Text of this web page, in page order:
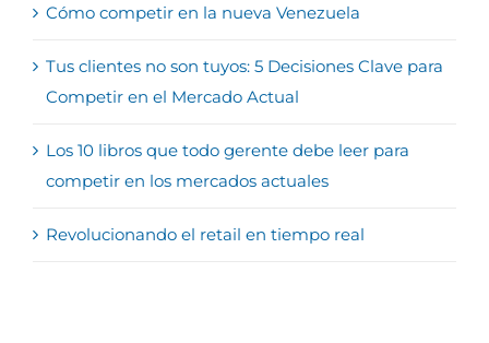
Cómo competir en la nueva Venezuela
Tus clientes no son tuyos: 5 Decisiones Clave para
Competir en el Mercado Actual
Los 10 libros que todo gerente debe leer para
competir en los mercados actuales
Revolucionando el retail en tiempo real